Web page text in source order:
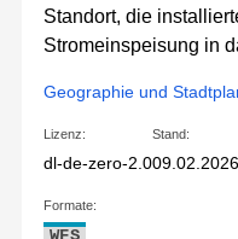
Standort, die
Stromeinspeisung in
Geographie und
Lizenz:
dl-de-zero-2.0
Stand:
09.02.2026
Formate: